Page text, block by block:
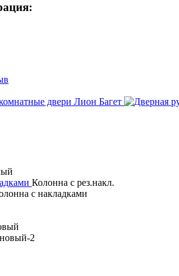
Колонна с рез.накл.
с накладками
2